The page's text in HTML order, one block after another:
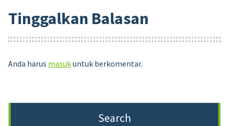
Tinggalkan Balasan
Anda harus masukuntuk berkomentar.
Search